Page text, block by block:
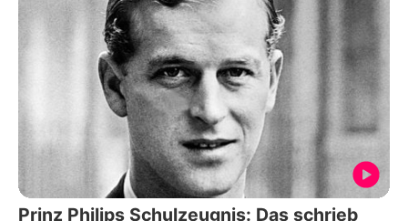
Prinz Philips Schulzeugnis: Das schrieb